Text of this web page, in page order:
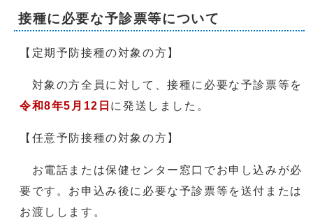
接種に必要な予診票等について
【定期予防接種の対象の方】
対象の方全員に対して、接種に必要な予診票等を
令和8年5月12日 に発送しました。
【任意予防接種の対象の方】
お電話または保健センター窓口でお申し込みが必
要です。お申込み後に必要な予診票等を送付または
お渡しします。